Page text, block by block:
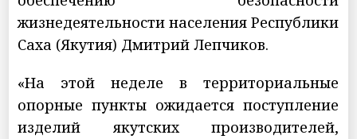
жизнедеятельности населения Республики
Саха (Якутия) Дмитрий Лепчиков.
«На этой неделе в территориальные
опорные пункты ожидается поступление
изделий якутских производителей,